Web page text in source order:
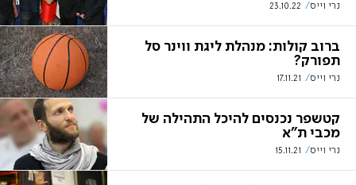
נרי וייס 23.10.22
ברוב קולות: מנהלת ליגת ווינר סל
תפורק?
נרי וייס 17.11.21
קטשפר נכנסים להיכל התהילה של
מכבי ת"א
נרי וייס 15.11.21